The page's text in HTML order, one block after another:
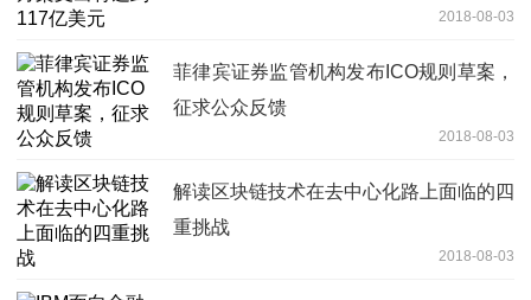
2018-08-03
菲律宾证券监管机构发布ICO规则草案，
征求公众反馈
2018-08-03
解读区块链技术在去中心化路上面临的四
重挑战
2018-08-03